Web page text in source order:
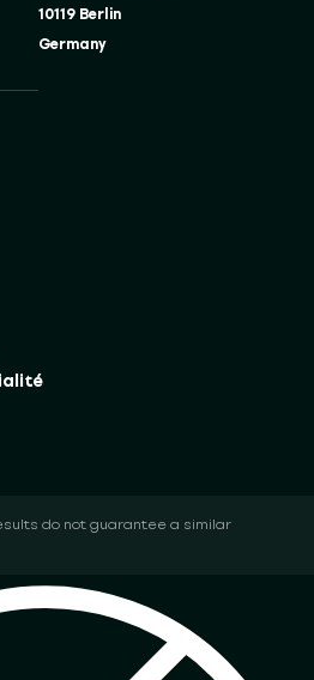
10119 Berlin
Germany
do not guarantee a similar